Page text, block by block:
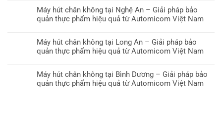
Máy hút chân không tại Nghệ An – Giải pháp bảo
quản thực phẩm hiệu quả từ Automicom Việt Nam
Máy hút chân không tại Long An – Giải pháp bảo
quản thực phẩm hiệu quả từ Automicom Việt Nam
Máy hút chân không tại Bình Dương – Giải pháp bảo
quản thực phẩm hiệu quả từ Automicom Việt Nam